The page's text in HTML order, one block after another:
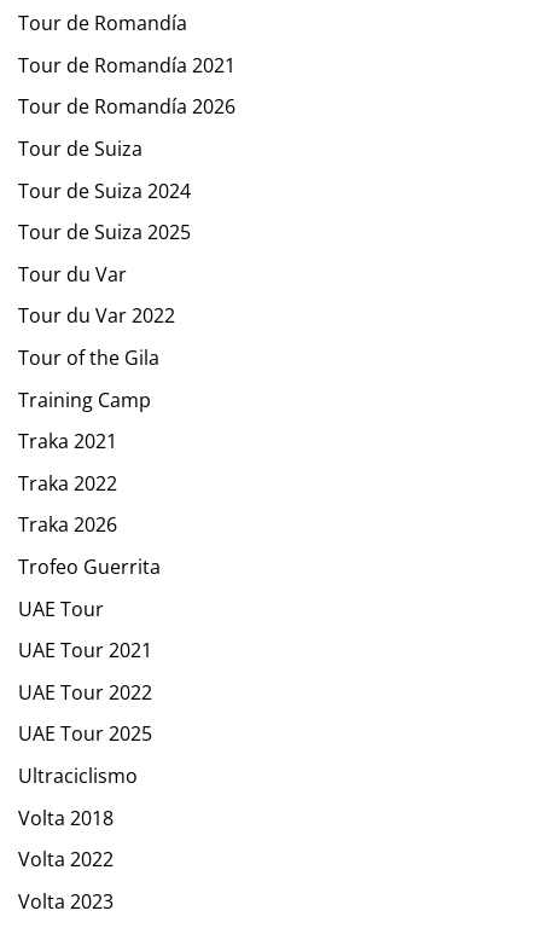
Tour de Romandía
Tour de Romandía 2021
Tour de Romandía 2026
Tour de Suiza
Tour de Suiza 2024
Tour de Suiza 2025
Tour du Var
Tour du Var 2022
Tour of the Gila
Training Camp
Traka 2021
Traka 2022
Traka 2026
Trofeo Guerrita
UAE Tour
UAE Tour 2021
UAE Tour 2022
UAE Tour 2025
Ultraciclismo
Volta 2018
Volta 2022
Volta 2023